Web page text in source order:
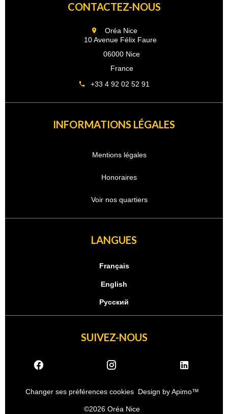
CONTACTEZ-NOUS
Oréa Nice
10 Avenue Félix Faure
06000 Nice
France
+33 4 92 02 52 91
INFORMATIONS LÉGALES
Mentions légales
Honoraires
Voir nos quartiers
LANGUES
Français
English
Русский
SUIVEZ-NOUS
Changer ses préférences cookies Design byApimo™
©2026 Oréa Nice